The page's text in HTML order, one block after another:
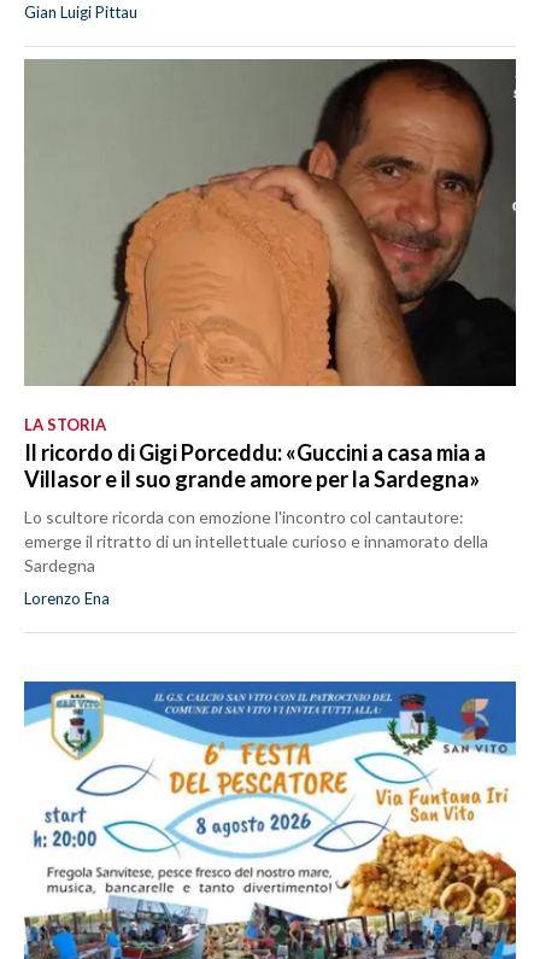
Gian Luigi Pittau
LA STORIA
Il ricordo di Gigi Porceddu: «Guccini a casa mia a
Villasor e il suo grande amore per la Sardegna»
Lo scultore ricorda con emozione l'incontro col cantautore:
emerge il ritratto di un intellettuale curioso e innamorato della
Sardegna
Lorenzo Ena